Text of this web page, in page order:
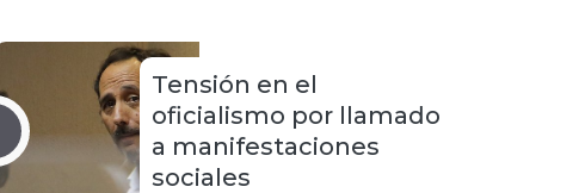
Tensión en el
oficialismo por llamado
a manifestaciones
sociales